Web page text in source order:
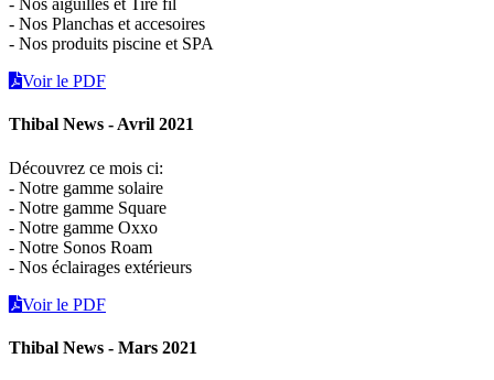
- Nos aiguilles et Tire fil
- Nos Planchas et accesoires
- Nos produits piscine et SPA
Voir le PDF
Thibal News - Avril 2021
Découvrez ce mois ci:
- Notre gamme solaire
- Notre gamme Square
- Notre gamme Oxxo
- Notre Sonos Roam
- Nos éclairages extérieurs
Voir le PDF
Thibal News - Mars 2021